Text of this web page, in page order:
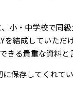
小・中学校で同
を結成していただ
きる貴重な資料と
保存してくれて